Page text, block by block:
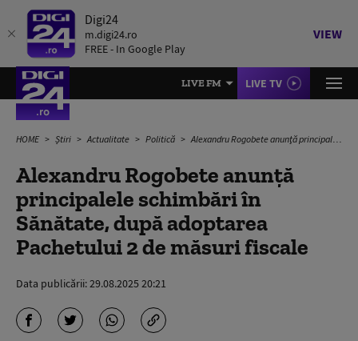
Digi24
m.digi24.ro
FREE - In Google Play
VIEW
LIVE FM LIVE TV
HOME Știri Actualitate Politică Alexandru Rogobete anunţă principalele schimbări în Sănătate, după adoptarea Pachetului 2 de măsuri fiscale
Alexandru Rogobete anunţă
principalele schimbări în
Sănătate, după adoptarea
Pachetului 2 de măsuri fiscale
Data publicării:29.08.2025 20:21